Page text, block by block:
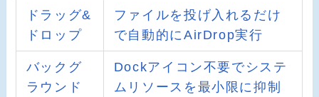
ドラッグ&
ドロップ
ファイルを投げ入れるだけ
で自動的にAirDrop実行
バックグ
ラウンド
Dockアイコン不要でシステ
ムリソースを最小限に抑制